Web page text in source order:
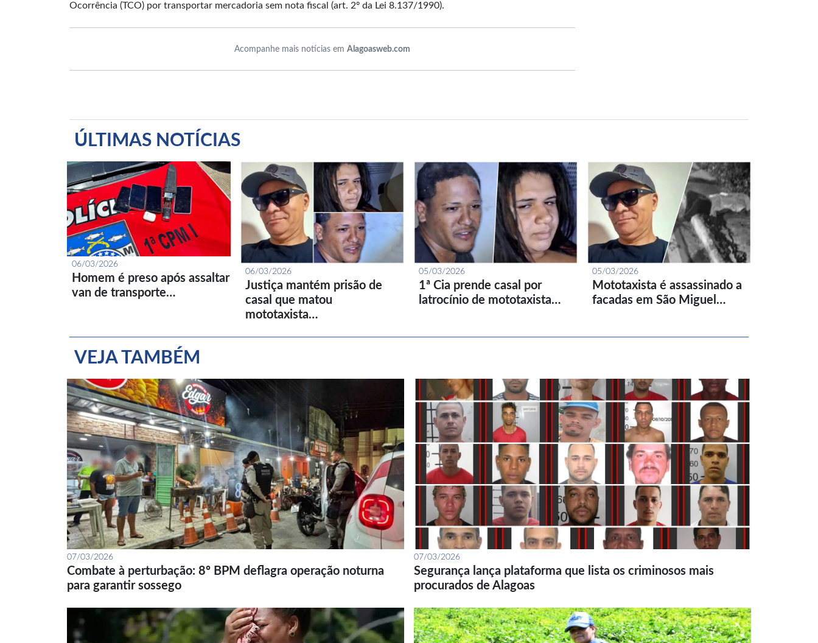
Ocorrência (TCO) por transportar mercadoria sem nota fiscal (art. 2º da Lei 8.137/1990).
Acompanhe mais notícias em Alagoasweb.com
ÚLTIMAS NOTÍCIAS
06/03/2026
Homem é preso após assaltar
van de transporte…
06/03/2026
Justiça mantém prisão de
casal que matou
mototaxista…
05/03/2026
1ª Cia prende casal por
latrocínio de mototaxista…
05/03/2026
Mototaxista é assassinado a
facadas em São Miguel…
VEJA TAMBÉM
07/03/2026
Combate à perturbação: 8º BPM deflagra operação noturna
para garantir sossego
07/03/2026
Segurança lança plataforma que lista os criminosos mais
procurados de Alagoas